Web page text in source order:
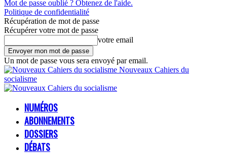
Mot de passe oublié ? Obtenez de l'aide.
Politique de confidentialité
Récupération de mot de passe
Récupérer votre mot de passe
votre email
Un mot de passe vous sera envoyé par email.
Nouveaux Cahiers du
socialisme
NUMÉROS
ABONNEMENTS
DOSSIERS
DÉBATS